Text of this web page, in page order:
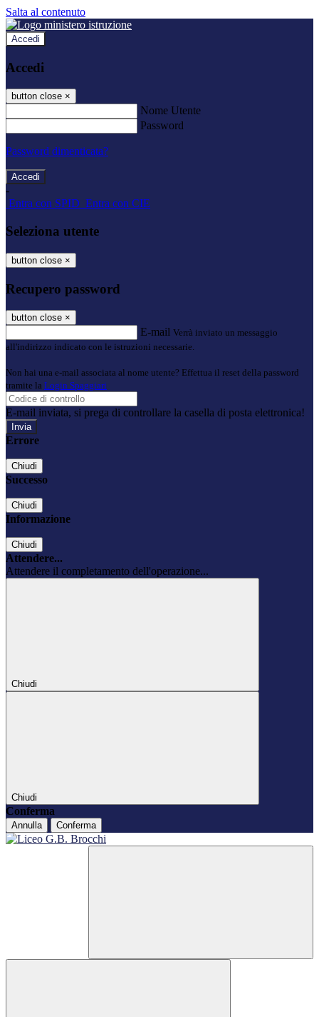
Salta al contenuto
Accedi
Accedi
button close ×
Nome Utente
Password
Password dimenticata?
-
Entra con SPID Entra con CIE
Seleziona utente
button close ×
Recupero password
button close ×
E-mail Verrà inviato un messaggio
all'indirizzo indicato con le istruzioni necessarie.
Non hai una e-mail associata al nome utente? Effettua il reset della password
tramite la Login Spaggiari
E-mail inviata, si prega di controllare la casella di posta elettronica!
Errore
Chiudi
Successo
Chiudi
Informazione
Chiudi
Attendere...
Attendere il completamento dell'operazione...
Chiudi
Chiudi
Conferma
Annulla Conferma